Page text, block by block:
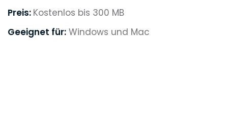
Preis: Kostenlos bis 300 MB
Geeignet für: Windows und Mac